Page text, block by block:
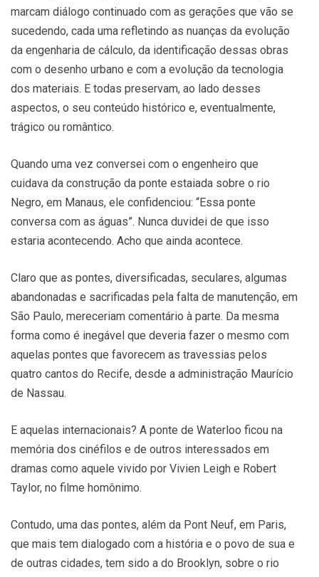
marcam diálogo continuado com as gerações que vão se
sucedendo, cada uma refletindo as nuanças da evolução
da engenharia de cálculo, da identificação dessas obras
com o desenho urbano e com a evolução da tecnologia
dos materiais. E todas preservam, ao lado desses
aspectos, o seu conteúdo histórico e, eventualmente,
trágico ou romântico.
Quando uma vez conversei com o engenheiro que
cuidava da construção da ponte estaiada sobre o rio
Negro, em Manaus, ele confidenciou: “Essa ponte
conversa com as águas”. Nunca duvidei de que isso
estaria acontecendo. Acho que ainda acontece.
Claro que as pontes, diversificadas, seculares, algumas
abandonadas e sacrificadas pela falta de manutenção, em
São Paulo, mereceriam comentário à parte. Da mesma
forma como é inegável que deveria fazer o mesmo com
aquelas pontes que favorecem as travessias pelos
quatro cantos do Recife, desde a administração Maurício
de Nassau.
E aquelas internacionais? A ponte de Waterloo ficou na
memória dos cinéfilos e de outros interessados em
dramas como aquele vivido por Vivien Leigh e Robert
Taylor, no filme homônimo.
Contudo, uma das pontes, além da Pont Neuf, em Paris,
que mais tem dialogado com a história e o povo de sua e
de outras cidades, tem sido a do Brooklyn, sobre o rio